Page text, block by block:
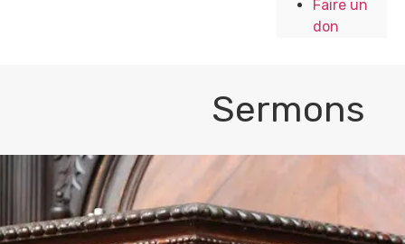
Faire un
don
Sermons